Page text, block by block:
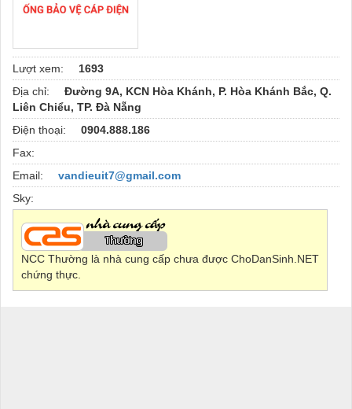
Lượt xem:
1693
Địa chỉ:
Đường 9A, KCN Hòa Khánh, P. Hòa Khánh Bắc, Q.
Liên Chiểu, TP. Đà Nẵng
Điện thoại:
0904.888.186
Fax:
Email:
vandieuit7@gmail.com
Sky:
NCC Thường là nhà cung cấp chưa được ChoDanSinh.NET
chứng thực.